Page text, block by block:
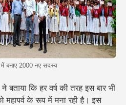
में बनाए 2000 नए सदस्य
ने बताया कि हर वर्ष की तरह इस बार भी
महापर्व के रूप में मना रही है। इस